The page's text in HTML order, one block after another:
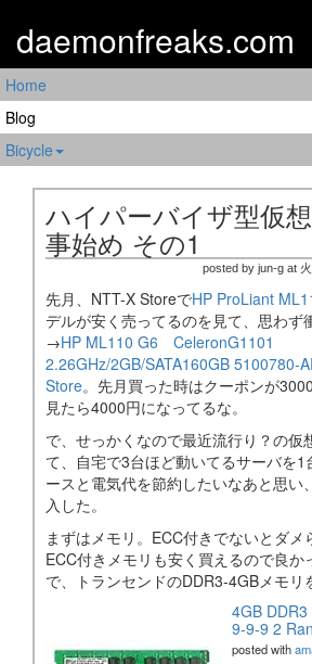
daemonfreaks.com
Home
Blog
Bicycle
ハイパーバイザ型仮
事始め その1
posted by jun-g at
先月、NTT-X StoreでHP ProLiant
デルが安く売ってるのを見て、思わず
→HP ML110 G6 CeleronG1101
2.26GHz/2GB/SATA160GB 5100780-
Store。先月買った時はクーポンが
見たら4000円になってるな。
で、せっかくなので最近流行り？の仮
て、自宅で3台ほど動いてるサーバを1
ースと電気代を節約したいなあと思い
入した。
まずはメモリ。ECC付きでないとダメ
ECC付きメモリも安く買えるので良か
で、トランセンドのDDR3-4GBメモリ
4GB
9-9-9 2
posted with